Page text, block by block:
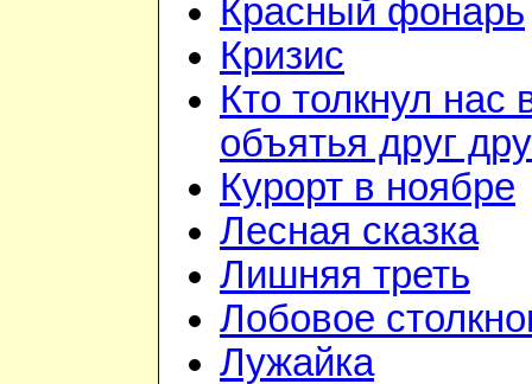
Красный фонарь
Кризис
Кто толкнул нас
объятья друг
Курорт в ноябре
Лесная сказка
Лишняя треть
Лобовое
Лужайка